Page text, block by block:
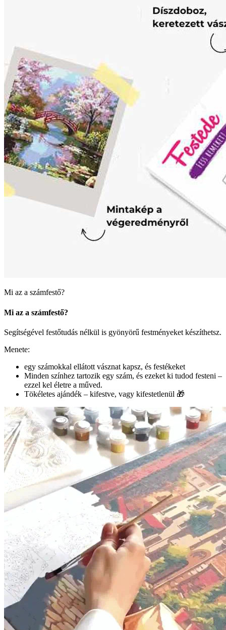
Mi az a számfestő?
Mi az a számfestő?
Segítségével festőtudás nélkül is gyönyörű festményeket készíthetsz.
Menete:
egy számokkal ellátott vásznat kapsz, és festékeket
Minden színhez tartozik egy szám, és ezeket ki tudod festeni –
ezzel kel életre a műved.
Tökéletes ajándék – kifestve, vagy kifestetlenül 🎁